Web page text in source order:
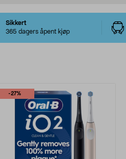
Sikkert
365 dagers åpent kjøp
-27%